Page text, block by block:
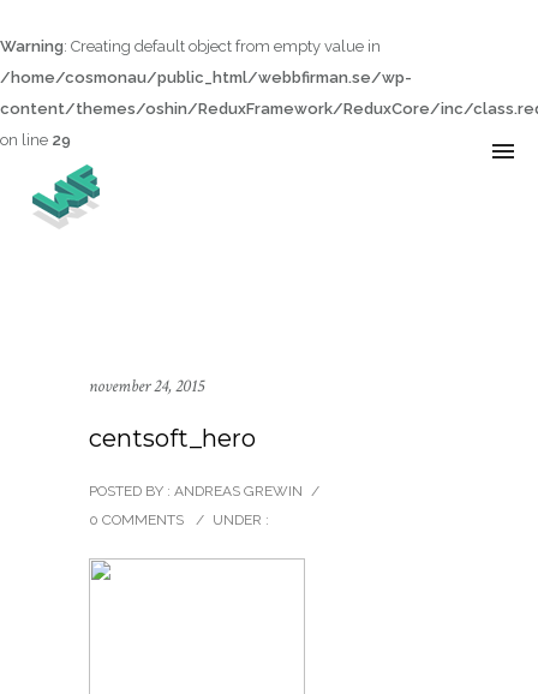
Warning: Creating default object from empty value in
/home/cosmonau/public_html/webbfirman.se/wp-
content/themes/oshin/ReduxFramework/ReduxCore/inc/
on line 29
november 24, 2015
centsoft_hero
POSTED BY : ANDREAS GREWIN /
0 COMMENTS
/ UNDER :